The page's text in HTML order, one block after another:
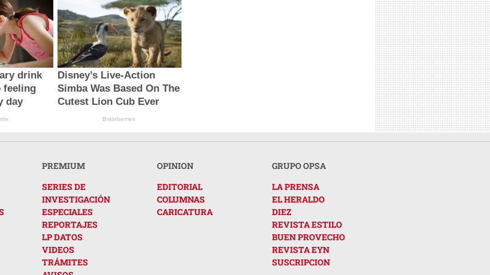
drink
feeling
day
Disney’s Live-Action
Simba Was Based On The
Cutest Lion Cub Ever
Brainberries
PREMIUM
SERIES DE
INVESTIGACIÓN
ESPECIALES
REPORTAJES
LP DATOS
VIDEOS
TRÁMITES
OPINION
EDITORIAL
COLUMNAS
CARICATURA
GRUPO OPSA
LA PRENSA
EL HERALDO
DIEZ
REVISTA ESTILO
BUEN PROVECHO
REVISTA EYN
SUSCRIPCION